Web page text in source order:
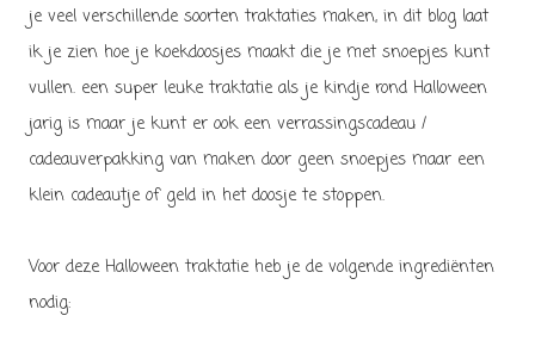
je veel verschillende soorten traktaties maken, in dit blog laat
ik je zien hoe je koekdoosjes maakt die je met snoepjes kunt
vullen. een super leuke traktatie als je kindje rond Halloween
jarig is maar je kunt er ook een verrassingscadeau /
cadeauverpakking van maken door geen snoepjes maar een
klein cadeautje of geld in het doosje te stoppen.
Voor deze Halloween traktatie heb je de volgende ingrediënten
nodig: